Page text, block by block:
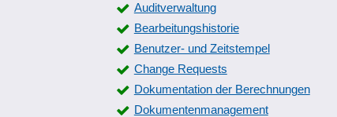
Auditverwaltung
Bearbeitungshistorie
Benutzer- und Zeitstempel
Change Requests
Dokumentation der Berechnungen
Dokumentenmanagement